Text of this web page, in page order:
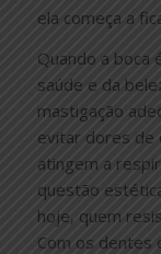
ela começa a
Quando a boca
saúde e da
mastigação
evitar dores de
atingem a
questão
hoje, quem
Com os dentes